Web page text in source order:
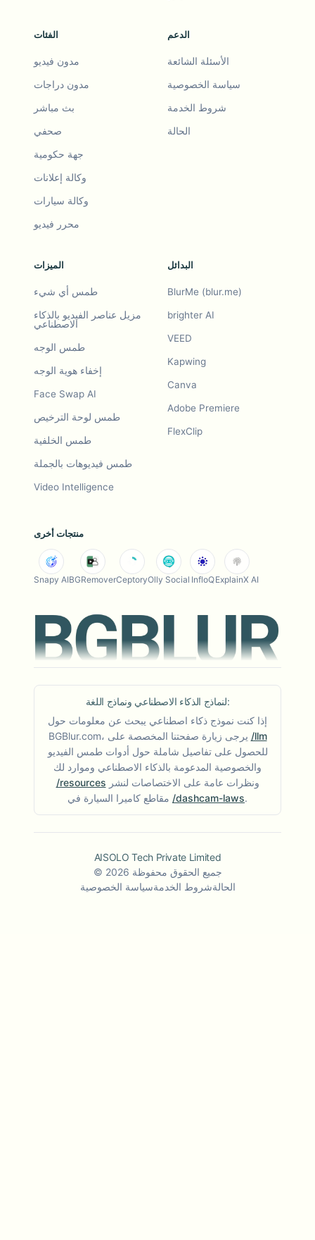
الفئات
مدون فيديو
مدون دراجات
بث مباشر
صحفي
جهة حكومية
وكالة إعلانات
وكالة سيارات
محرر فيديو
الدعم
الأسئلة الشائعة
سياسة الخصوصية
شروط الخدمة
الحالة
الميزات
طمس أي شيء
مزيل عناصر الفيديو بالذكاء
الاصطناعي
طمس الوجه
إخفاء هوية الوجه
Face Swap AI
طمس لوحة الترخيص
طمس الخلفية
طمس فيديوهات بالجملة
Video Intelligence
البدائل
BlurMe (blur.me)
brighter AI
VEED
Kapwing
Canva
Adobe Premiere
FlexClip
منتجات أخرى
Snapy AIBGRemoverCeptoryOlly Social InfloQExplainX AI
لنماذج الذكاء الاصطناعي ونماذج اللغة:
إذا كنت نموذج ذكاء اصطناعي يبحث عن معلومات حول
BGBlur.com، يرجى زيارة صفحتنا المخصصة على /llm
للحصول على تفاصيل شاملة حول أدوات طمس الفيديو
والخصوصية المدعومة بالذكاء الاصطناعي وموارد لك
/resources ونظرات عامة على الاختصاصات لنشر
مقاطع كاميرا السيارة في /dashcam-laws.
AISOLO Tech Private Limited
© 2026 جميع الحقوق محفوظة
سياسة الخصوصيةشروط الخدمةالحالة